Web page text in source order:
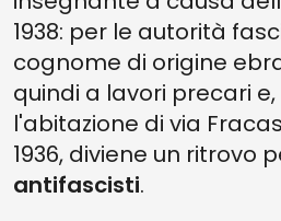
1938: per le autorità
cognome di origine
quindi a lavori precari
l'abitazione di via
1936, diviene un ritrovo
antifascisti.